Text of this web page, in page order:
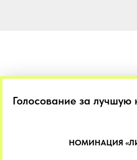
Голосование за лучшую
НОМИНАЦИЯ